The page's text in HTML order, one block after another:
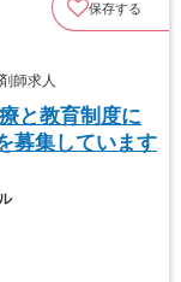
保存する
師求人
と教育制度に
募集しています